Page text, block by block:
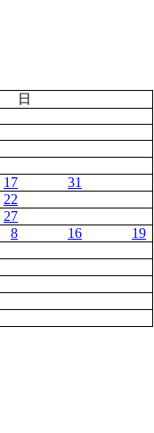
日
17
31
22
27
8 16
19